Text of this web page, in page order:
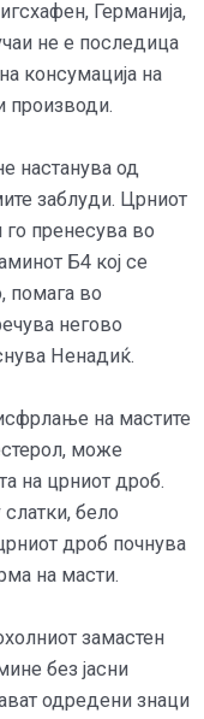
Германија,
не е последица
консумација на
производи.
настанува од
заблуди. Црниот
пренесува во
Б4 кој се
помага во
негово
Ненадиќ.
на мастите
може
на црниот дроб.
бело
дроб почнува
на масти.
замастен
без јасни
одредени знаци